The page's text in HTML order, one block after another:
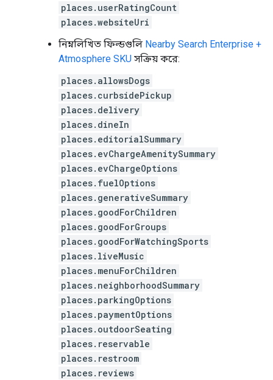
places.userRatingCount
places.websiteUri
নিম্নলিখিত ফিল্ডগুলি Nearby Search Enterprise +
Atmosphere SKU সক্রিয় করে:
places.allowsDogs
places.curbsidePickup
places.delivery
places.dineIn
places.editorialSummary
places.evChargeAmenitySummary
places.evChargeOptions
places.fuelOptions
places.generativeSummary
places.goodForChildren
places.goodForGroups
places.goodForWatchingSports
places.liveMusic
places.menuForChildren
places.neighborhoodSummary
places.parkingOptions
places.paymentOptions
places.outdoorSeating
places.reservable
places.restroom
places.reviews